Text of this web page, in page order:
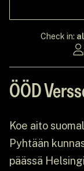
Check in:
ÖÖD
Koe aito
Pyhtään
päässä